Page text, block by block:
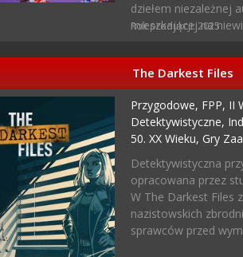
dziełem niezależnej
mieszkającej na
Rok produkcji: 2025
The Darkest Files
Przygodowe, FPP, II
Detektywistyczne,
50. XX Wieku, Gry
Detektywistyczna
opracowana przez
W The Darkest Files
nazistowskich
sprawców przed